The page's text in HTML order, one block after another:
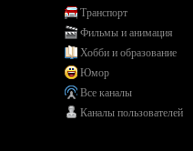
Транспорт
Фильмы и анимация
Хобби и образование
Юмор
Все каналы
Каналы пользователей